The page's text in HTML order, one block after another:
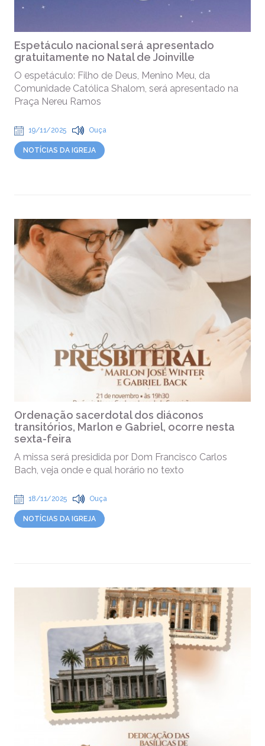
Espetáculo nacional será apresentado
gratuitamente no Natal de Joinville
O espetáculo: Filho de Deus, Menino Meu, da
Comunidade Católica Shalom, será apresentado na
Praça Nereu Ramos
19/11/2025 Ouça
NOTÍCIAS DA IGREJA
Ordenação sacerdotal dos diáconos
transitórios, Marlon e Gabriel, ocorre nesta
sexta-feira
A missa será presidida por Dom Francisco Carlos
Bach, veja onde e qual horário no texto
18/11/2025 Ouça
NOTÍCIAS DA IGREJA